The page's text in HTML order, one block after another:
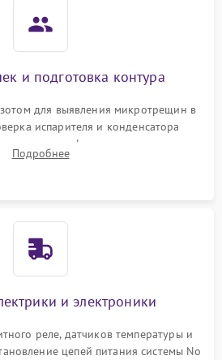
и подготовка контура
для выявления микротрещин в
испарителя и конденсатора
старого фильтра-осушителя и
трубки для устранения засоров.
Подробнее
и электроники
реле, датчиков температуры и
цепей питания системы No